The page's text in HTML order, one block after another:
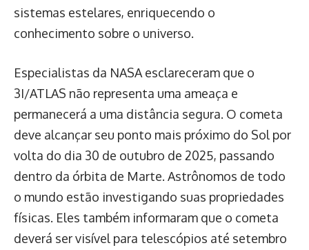
sistemas estelares, enriquecendo o
conhecimento sobre o universo.
Especialistas da NASA esclareceram que o
3I/ATLAS não representa uma ameaça e
permanecerá a uma distância segura. O cometa
deve alcançar seu ponto mais próximo do Sol por
volta do dia 30 de outubro de 2025, passando
dentro da órbita de Marte. Astrônomos de todo
o mundo estão investigando suas propriedades
físicas. Eles também informaram que o cometa
deverá ser visível para telescópios até setembro